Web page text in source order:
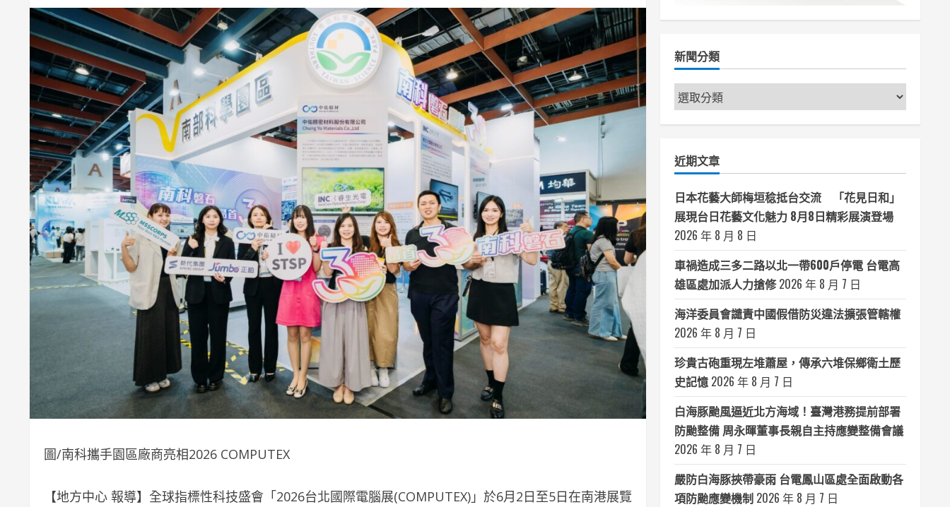
圖/南科攜手園區廠商亮相2026 COMPUTEX
【地方中心 報導】全球指標性科技盛會「2026台北國際電腦展(COMPUTEX)」於6月2日至5日在南港展覽
新聞分類
新
聞
分
近期文章
日本花藝大師梅垣稔抵台交流 「花見日和」
展現台日花藝文化魅力 8月8日精彩展演登場
2026 年 8 月 8 日
車禍造成三多二路以北一帶600戶停電 台電高
雄區處加派人力搶修 2026 年 8 月 7 日
海洋委員會譴責中國假借防災違法擴張管轄權
2026 年 8 月 7 日
珍貴古砲重現左堆蕭屋，傳承六堆保鄉衛土歷
史記憶 2026 年 8 月 7 日
白海豚颱風逼近北方海域！臺灣港務提前部署
防颱整備 周永暉董事長親自主持應變整備會議
2026 年 8 月 7 日
嚴防白海豚挾帶豪雨 台電鳳山區處全面啟動各
項防颱應變機制 2026 年 8 月 7 日